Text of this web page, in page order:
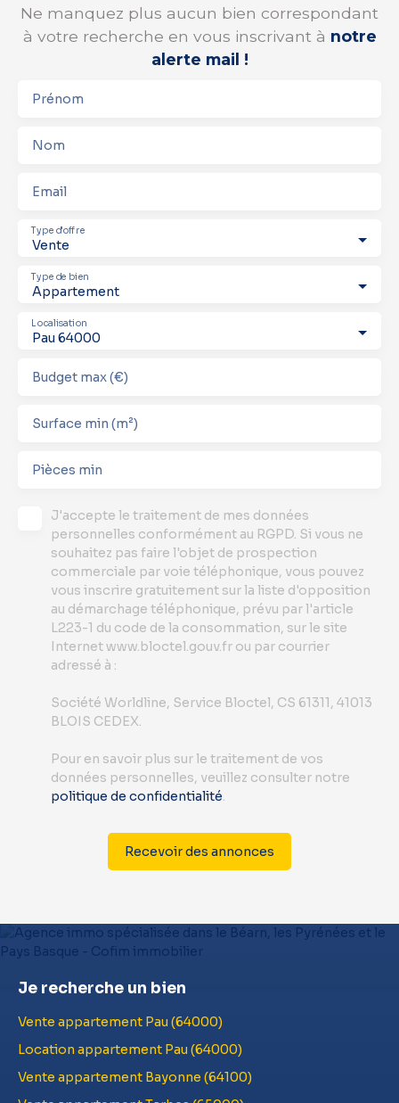
Ne manquez plus aucun bien correspondant
à votre recherche en vous inscrivant à notre
alerte mail !
Prénom
Nom
Email
Vente
Type d'offre
Appartement
Type de bien
Pau 64000
Localisation
Budget max (€)
Surface min (m²)
Pièces min
J'accepte le traitement de mes données
personnelles conformément au RGPD. Si vous ne
souhaitez pas faire l'objet de prospection
commerciale par voie téléphonique, vous pouvez
vous inscrire gratuitement sur la liste d'opposition
au démarchage téléphonique, prévu par l'article
L223-1 du code de la consommation, sur le site
Internet www.bloctel.gouv.fr ou par courrier
adressé à :
Société Worldline, Service Bloctel, CS 61311, 41013
BLOIS CEDEX.
Pour en savoir plus sur le traitement de vos
données personnelles, veuillez consulter notre
politique de confidentialité.
Recevoir des annonces
Je recherche un bien
Vente appartement Pau (64000)
Location appartement Pau (64000)
Vente appartement Bayonne (64100)